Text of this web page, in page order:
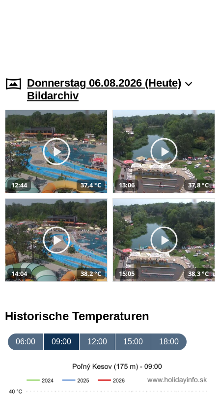
Donnerstag 06.08.2026 (Heute)
Bildarchiv
12:44 37,4 °C 13:06 37,8 °C
14:04 38,2 °C 15:05 38,3 °C
Historische Temperaturen
06:00 09:00 12:00 15:00 18:00